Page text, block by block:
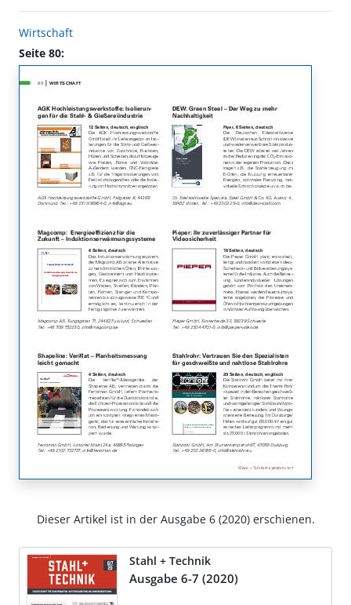
Wirtschaft
Seite 80:
Dieser Artikel ist in der Ausgabe 6 (2020) erschienen.
Stahl + Technik
Ausgabe 6-7 (2020)